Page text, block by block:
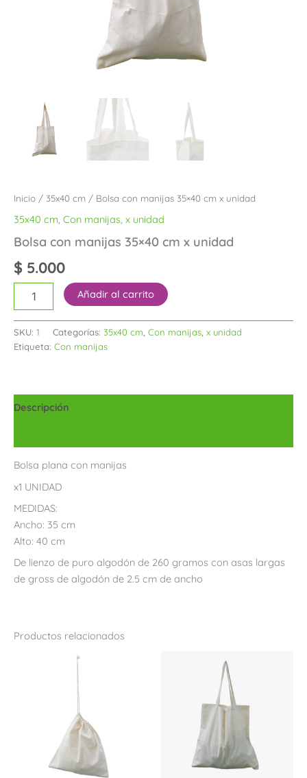
Inicio / 35x40 cm / Bolsa con manijas 35×40 cm x unidad
35x40 cm, Con manijas, x unidad
Bolsa con manijas 35×40 cm x unidad
$ 5.000
Añadir al carrito
SKU: 1 Categorías: 35x40 cm, Con manijas, x unidad
Etiqueta: Con manijas
Descripción
Bolsa plana con manijas
x1 UNIDAD
MEDIDAS:
Ancho: 35 cm
Alto: 40 cm
De lienzo de puro algodón de 260 gramos con asas largas
de gross de algodón de 2.5 cm de ancho
Productos relacionados